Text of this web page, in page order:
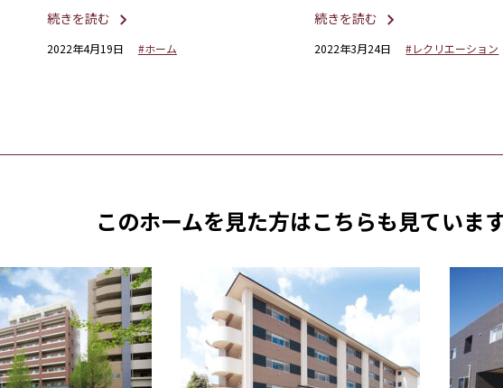
などの研修が始まります。
続きを読む
2022年4月19日 #ホーム
桜の制作を行いました☆
続きを読む
2022年3月24日 #レクリエーション
このホームを見た方はこちらも見ていま